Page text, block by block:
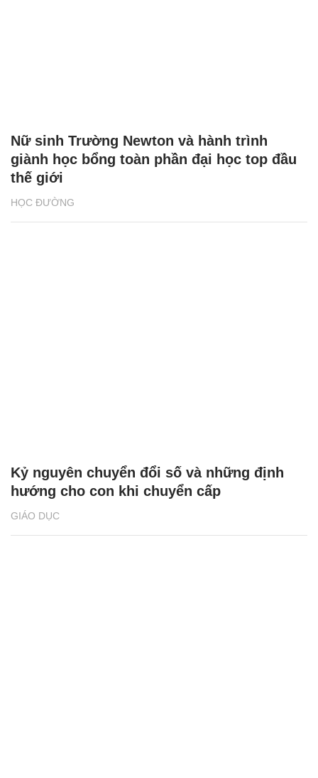
HỌC ĐƯỜNG
Nữ sinh Trường Newton và hành trình
giành học bổng toàn phần đại học top đầu
thế giới
GIÁO DỤC
Kỷ nguyên chuyển đổi số và những định
hướng cho con khi chuyển cấp